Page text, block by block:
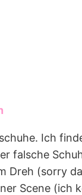
Ich
falsche
Dreh (sorry
Scene